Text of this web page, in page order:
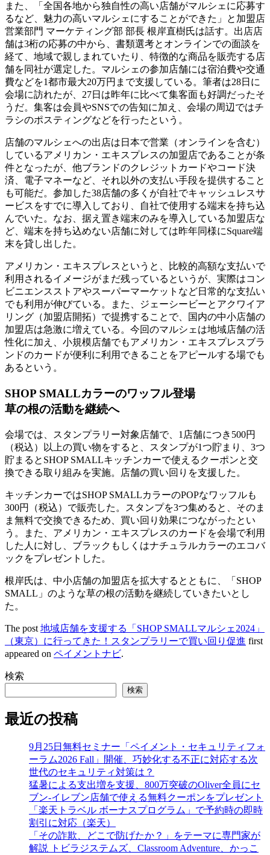
また、「全国各地から独自性の高い店舗がマルシェに応募す
るなど、魅力の高いマルシェにすることができた」と加盟店
営業部門 マーケティング部 部長 根岸直樹氏は話す。出店店
舗は3桁の応募の中から、書類選考とオンラインでの面談を
経て、地域で親しまれていたり、特徴的な商品を販売する店
舗を同社が選定した。マルシェの参加店舗には宿泊費や交通
費などを1都市最大20万円まで支援している。筆者は28日に
会場に訪れたが、27日は昨年に比べて集客面も好調だったそ
うだ。集客は会員やSNSでの告知に加え、会場の周辺ではチ
ラシのポスティングなどを行ったという。
店舗のマルシェへの出店は日本で営業（オンラインを含む）
しているアメリカン・エキスプレスの加盟店であることが条
件となったが、他ブランドのクレジットカードやコード決
済、電子マネーなど、それ以外の支払い手段を提供すること
も可能だ。参加した38店舗の多くが自社でキャッシュレスサ
ービスをすでに導入しており、自社で使用する端末を持ち込
んでいた。なお、据え置き端末のみを導入している加盟店な
ど、端末を持ち込めない店舗に対しては昨年同様にSquare端
末を貸し出した。
アメリカン・エキスプレスというと、比較的高額な支払いで
利用されるイメージがまだ残っているというが、実際はコン
ビニエンスストアやスーパーマーケットなど日常的な支払い
でも利用が伸びている。また、ジェーシービーとアクワイア
リング（加盟店開拓）で提携することで、国内の中小店舗の
加盟店は急激に増えている。今回のマルシェは地域店舗の活
性化に加え、小規模店舗でもアメリカン・エキスプレスブラ
ンドのカードが便利に利用できることをアピールする場でも
あるという。
SHOP SMALLカラーのワッフル登場
草の根の活動を継続へ
会場では、スタンプラリー対象店舗で、1店舗につき500円
（税込）以上の買い物をすると、スタンプが1つ貯まり、3つ
貯まるとSHOP SMALLキッチンカーで使えるクーポンと交
換できる取り組みを実施。店舗の買い回りを支援した。
キッチンカーではSHOP SMALLカラーのPOPなワッフルも
300円（税込）で販売した。スタンプを3つ集めると、そのま
ま無料で交換できるため、買い回り効果につながったとい
う。また、アメリカン・エキスプレスのカードを会場で利用
した人に対し、ブラックもしくはナチュラルカラーのエコバ
ックをプレゼントした。
根岸氏は、中小店舗の加盟店を拡大するとともに、「SHOP
SMALL」のような草の根の活動を継続していきたいとし
た。
The post 地域店舗を支援する「SHOP SMALLマルシェ2024」
（東京）に行ってきた！スタンプラリーで買い回り促進 first
appeared on ペイメントナビ.
検索
検索
最近の投稿
9月25日無料セミナー「ペイメント・セキュリティフォ
ーラム2026 Fall」開催、巧妙化する不正に対応する次
世代のセキュリティ対策は？
猛暑による支出増を支援、800万突破のOliver全員にセ
ブン‐イレブン店舗で使える無料クーポンをプレゼント
「楽天トラベル ボーナスプログラム」で予約時の即時
割引に対応（楽天）
「その詐欺、どこで防げたか？」をテーマに専門家が
解説 トビラジステムズ、Classroom Adventure、かっこ